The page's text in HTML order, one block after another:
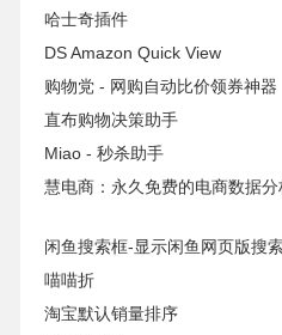
哈士奇插件
DS Amazon Quick View
购物党 - 网购自动比价领券神器
直布购物决策助手
Miao - 秒杀助手
慧电商：永久免费的电商数据
闲鱼搜索框-显示闲鱼网页版搜
喵喵折
淘宝默认销量排序